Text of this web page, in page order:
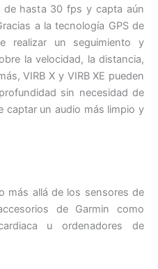
de hasta 30 fps y capta aún
a la tecnología GPS de
realizar un seguimiento y
la velocidad, la distancia,
VIRB X y VIRB XE pueden
sin necesidad de
captar un audio más limpio y
más allá de los sensores de
de Garmin como
u ordenadores de